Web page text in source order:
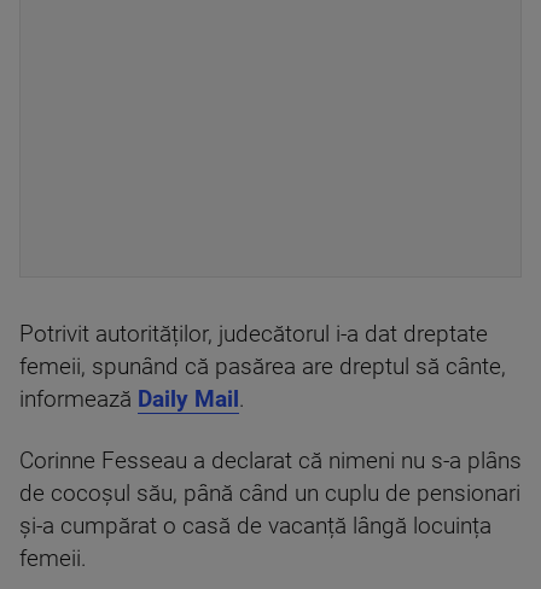
Potrivit autorităților, judecătorul i-a dat dreptate
femeii, spunând că pasărea are dreptul să cânte,
informează Daily Mail .
Corinne Fesseau a declarat că nimeni nu s-a plâns
de cocoșul său, până când un cuplu de pensionari
și-a cumpărat o casă de vacanță lângă locuința
femeii.